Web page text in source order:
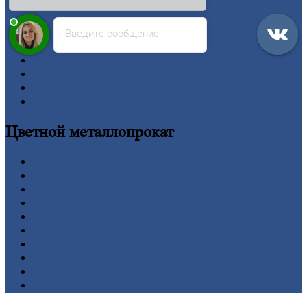
Лист
Проволока
Рельсы
Цветнойметаллопрокат
Введите сообщение